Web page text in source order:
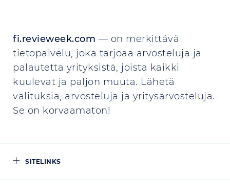
fi.revieweek.com — on merkittävä
tietopalvelu, joka tarjoaa arvosteluja ja
palautetta yrityksistä, joista kaikki
kuulevat ja paljon muuta. Lähetä
valituksia, arvosteluja ja yritysarvosteluja.
Se on korvaamaton!
SITELINKS